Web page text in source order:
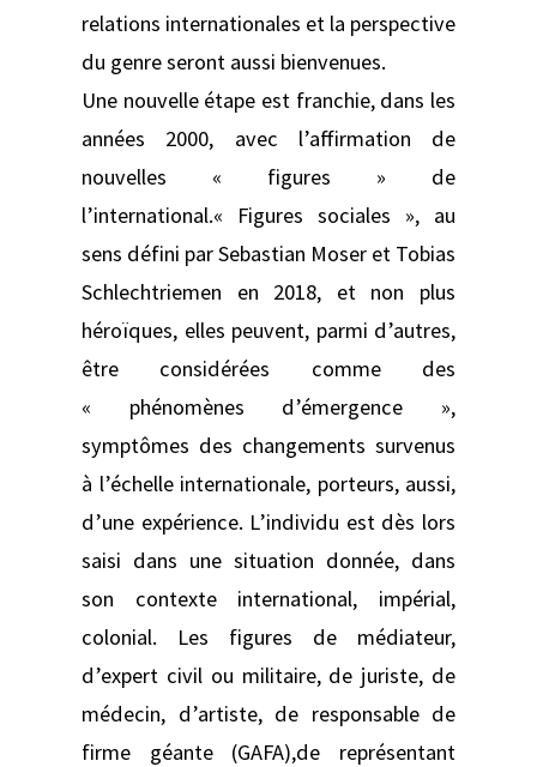
relations internationales et la perspective
du genre seront aussi bienvenues.
Une nouvelle étape est franchie, dans les
années 2000, avec l’affirmation de
nouvelles « figures » de
l’international.« Figures sociales », au
sens défini par Sebastian Moser et Tobias
Schlechtriemen en 2018, et non plus
héroïques, elles peuvent, parmi d’autres,
être considérées comme des
« phénomènes d’émergence »,
symptômes des changements survenus
à l’échelle internationale, porteurs, aussi,
d’une expérience. L’individu est dès lors
saisi dans une situation donnée, dans
son contexte international, impérial,
colonial. Les figures de médiateur,
d’expert civil ou militaire, de juriste, de
médecin, d’artiste, de responsable de
firme géante (GAFA),de représentant